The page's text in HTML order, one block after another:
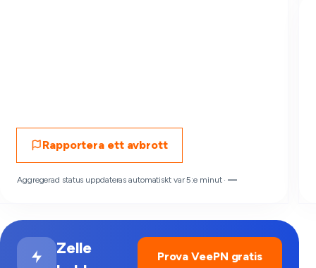
Rapportera ett avbrott
Aggregerad status uppdateras automatiskt var 5:e minut ·—
Zelle
Prova VeePN gratis